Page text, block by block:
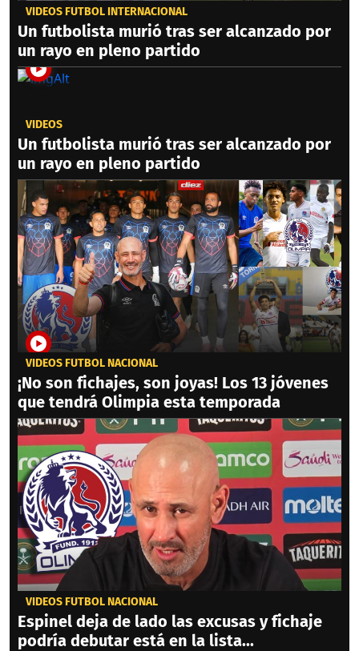
VIDEOS FÚTBOL INTERNACIONAL
Un futbolista murió tras ser alcanzado por
un rayo en pleno partido
VIDEOS
Un futbolista murió tras ser alcanzado por
un rayo en pleno partido
VIDEOS FÚTBOL NACIONAL
¡No son fichajes, son joyas! Los 13 jóvenes
que tendrá Olimpia esta temporada
VIDEOS FÚTBOL NACIONAL
Espinel deja de lado las excusas y fichaje
podría debutar está en la lista...